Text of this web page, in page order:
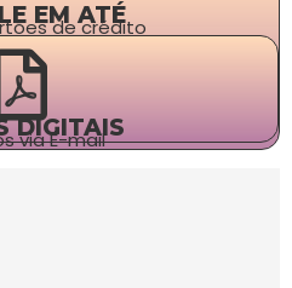
EM ATÉ
de crédito
DIGITAIS
via E-mail